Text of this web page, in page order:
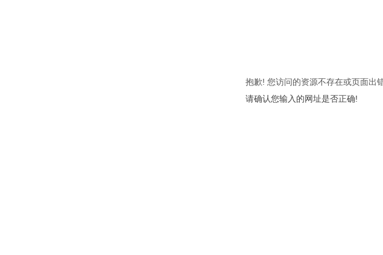
抱歉! 您访问的资源不存在或页面出
请确认您输入的网址是否正确!